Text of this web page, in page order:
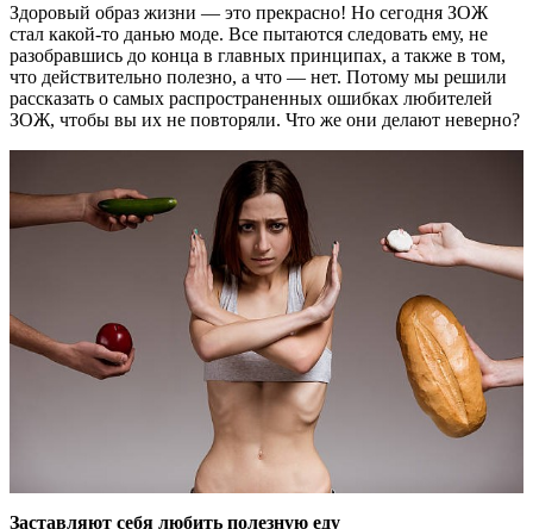
Здоровый образ жизни — это прекрасно! Но сегодня ЗОЖ
стал какой-то данью моде. Все пытаются следовать ему, не
разобравшись до конца в главных принципах, а также в том,
что действительно полезно, а что — нет. Потому мы решили
рассказать о самых распространенных ошибках любителей
ЗОЖ, чтобы вы их не повторяли. Что же они делают неверно?
Заставляют себя любить полезную еду